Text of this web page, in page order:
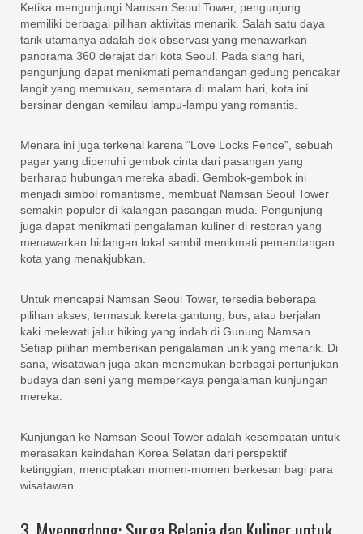
Ketika mengunjungi Namsan Seoul Tower, pengunjung
memiliki berbagai pilihan aktivitas menarik. Salah satu daya
tarik utamanya adalah dek observasi yang menawarkan
panorama 360 derajat dari kota Seoul. Pada siang hari,
pengunjung dapat menikmati pemandangan gedung pencakar
langit yang memukau, sementara di malam hari, kota ini
bersinar dengan kemilau lampu-lampu yang romantis.
Menara ini juga terkenal karena “Love Locks Fence”, sebuah
pagar yang dipenuhi gembok cinta dari pasangan yang
berharap hubungan mereka abadi. Gembok-gembok ini
menjadi simbol romantisme, membuat Namsan Seoul Tower
semakin populer di kalangan pasangan muda. Pengunjung
juga dapat menikmati pengalaman kuliner di restoran yang
menawarkan hidangan lokal sambil menikmati pemandangan
kota yang menakjubkan.
Untuk mencapai Namsan Seoul Tower, tersedia beberapa
pilihan akses, termasuk kereta gantung, bus, atau berjalan
kaki melewati jalur hiking yang indah di Gunung Namsan.
Setiap pilihan memberikan pengalaman unik yang menarik. Di
sana, wisatawan juga akan menemukan berbagai pertunjukan
budaya dan seni yang memperkaya pengalaman kunjungan
mereka.
Kunjungan ke Namsan Seoul Tower adalah kesempatan untuk
merasakan keindahan Korea Selatan dari perspektif
ketinggian, menciptakan momen-momen berkesan bagi para
wisatawan.